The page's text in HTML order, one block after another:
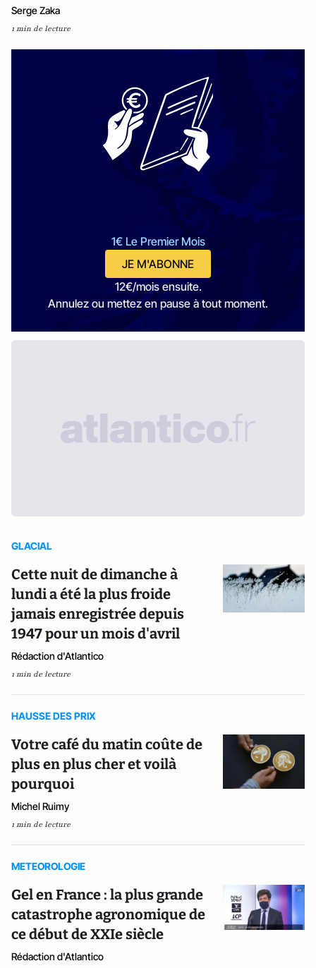
Serge Zaka
1 min de lecture
1€ Le Premier Mois
JE M'ABONNE
12€/mois ensuite.
Annulez ou mettez en pause à tout moment.
GLACIAL
Cette nuit de dimanche à
lundi a été la plus froide
jamais enregistrée depuis
1947 pour un mois d'avril
Rédaction d'Atlantico
1 min de lecture
HAUSSE DES PRIX
Votre café du matin coûte de
plus en plus cher et voilà
pourquoi
Michel Ruimy
1 min de lecture
METEOROLOGIE
Gel en France : la plus grande
catastrophe agronomique de
ce début de XXIe siècle
Rédaction d'Atlantico